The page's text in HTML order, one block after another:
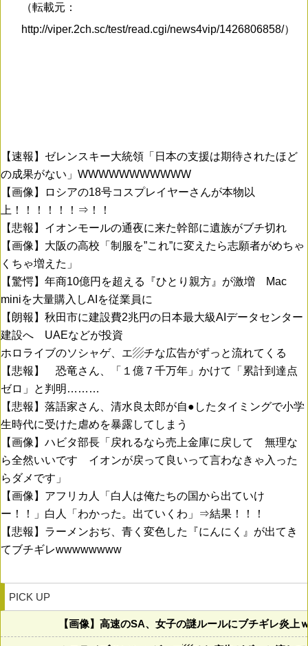
（転載元：
http://viper.2ch.sc/test/read.cgi/news4vip/1426806858/）
【速報】ゼレンスキー大統領「日本の支援は期待されたほど
の成果がない」WWWWWWWWWWW
【画像】ロシアの18号コスプレイヤーさんが本物以
上！！！！！！⇒！！
【悲報】イオンモールの通夜に来た幹部に遺族がブチ切れ
【画像】大阪の高校「制服を”これ”に変えたら志願者がめちゃ
くちゃ増えた」
【驚愕】年商10億円を超える『ひとり親方』が激増 Mac
miniを大量購入しAIを従業員に
【朗報】秋田市に建設費2兆円の日本最大級AIデータセンター
建設へ UAEなどが投資
ホロライブのソシャゲ、エ▨チな広告がずっと流れてくる
【悲報】 恐竜さん、「１億７千万年」かけて「累計到達点
ゼロ」と判明………
【悲報】落語家さん、清水良太郎が自●したタイミングで小学
生時代に受けた虐めを暴露してしまう
【画像】ハビタ部長「戻れるなら売上金庫に戻して 無理な
ら全然いいです イオンが戻って良いって言わなきゃ入った
らダメです」
【画像】アフリカ人「白人は俺たちの国から出ていけ
ー！！」白人「わかった。出ていくわ」⇒結果！！！
【悲報】ラーメンおぢ、青く変色した『にんにく』が出てき
てブチギレwwwwwwww
PICK UP
【画像】高速のSA、女子の謎ルールにブチギレ炎上